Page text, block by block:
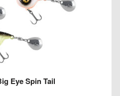
Eye Spin Tail